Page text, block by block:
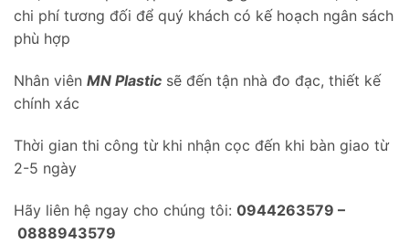
chi phí tương đối để quý khách có kế hoạch ngân sách
phù hợp
Nhân viên MN Plastic sẽ đến tận nhà đo đạc, thiết kế
chính xác
Thời gian thi công từ khi nhận cọc đến khi bàn giao từ
2-5 ngày
Hãy liên hệ ngay cho chúng tôi: 0944263579 –
0888943579